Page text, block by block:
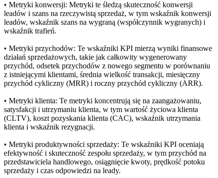
• Metryki konwersji: Metryki te śledzą skuteczność konwersji
leadów i szans na rzeczywistą sprzedaż, w tym wskaźnik konwersji
leadów, wskaźnik szans na wygraną (współczynnik wygranych) i
wskaźnik trafień.
• Metryki przychodów: Te wskaźniki KPI mierzą wyniki finansowe
działań sprzedażowych, takie jak całkowity wygenerowany
przychód, odsetek przychodów z nowego segmentu w porównaniu
z istniejącymi klientami, średnia wielkość transakcji, miesięczny
przychód cykliczny (MRR) i roczny przychód cykliczny (ARR).
• Metryki klienta: Te metryki koncentrują się na zaangażowaniu,
satysfakcji i utrzymaniu klienta, w tym wartość życiowa klienta
(CLTV), koszt pozyskania klienta (CAC), wskaźnik utrzymania
klienta i wskaźnik rezygnacji.
• Metryki produktywności sprzedaży: Te wskaźniki KPI oceniają
efektywność i skuteczność zespołu sprzedaży, w tym przychód na
przedstawiciela handlowego, osiągnięcie kwoty, prędkość potoku
sprzedaży i czas odpowiedzi na leady.